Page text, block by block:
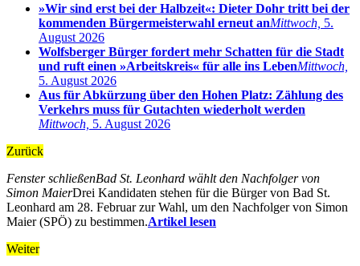
»Wir sind erst bei der Halbzeit«: Dieter Dohr tritt bei der
kommenden Bürgermeisterwahl erneut anMittwoch, 5.
August 2026
Wolfsberger Bürger fordert mehr Schatten für die Stadt
und ruft einen »Arbeitskreis« für alle ins LebenMittwoch,
5. August 2026
Aus für Abkürzung über den Hohen Platz: Zählung des
Verkehrs muss für Gutachten wiederholt werden
Mittwoch, 5. August 2026
Zurück
Fenster schließenBad St. Leonhard wählt den Nachfolger von
Simon MaierDrei Kandidaten stehen für die Bürger von Bad St.
Leonhard am 28. Februar zur Wahl, um den Nachfolger von Simon
Maier (SPÖ) zu bestimmen.Artikel lesen
Weiter